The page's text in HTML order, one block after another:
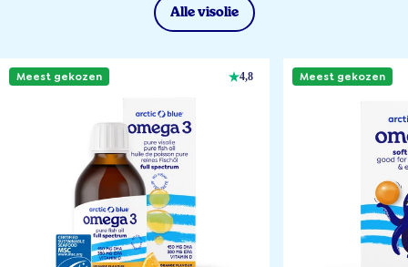
Alle visolie
Meest gekozen 4,8 Meest gekozen